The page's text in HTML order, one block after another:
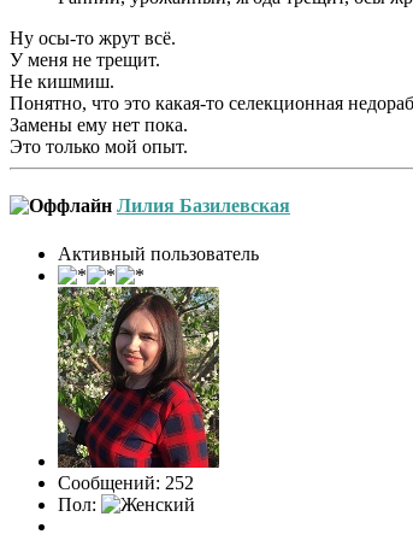
Ну осы-то жрут всё.
У меня не трещит.
Не кишмиш.
Понятно, что это какая-то селекционная
Замены ему нет пока.
Это только мой опыт.
Лилия Базилевская
Активный пользователь
Сообщений: 252
Пол: